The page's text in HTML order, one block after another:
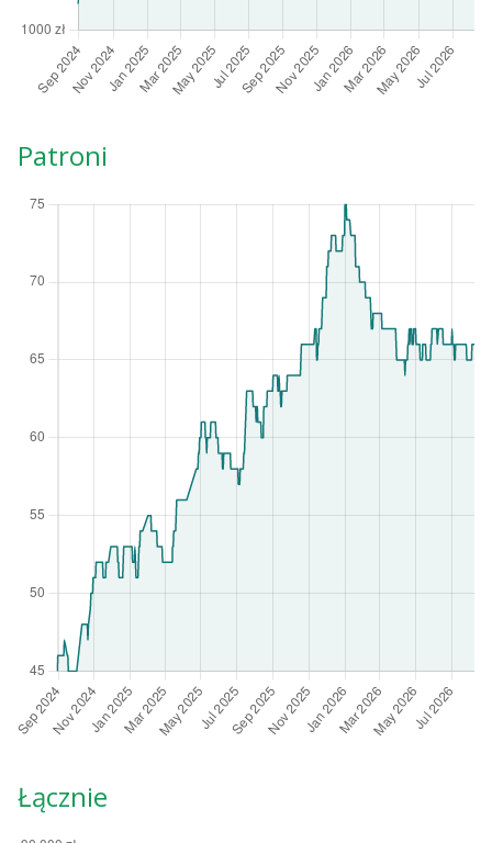
Patroni
Łącznie